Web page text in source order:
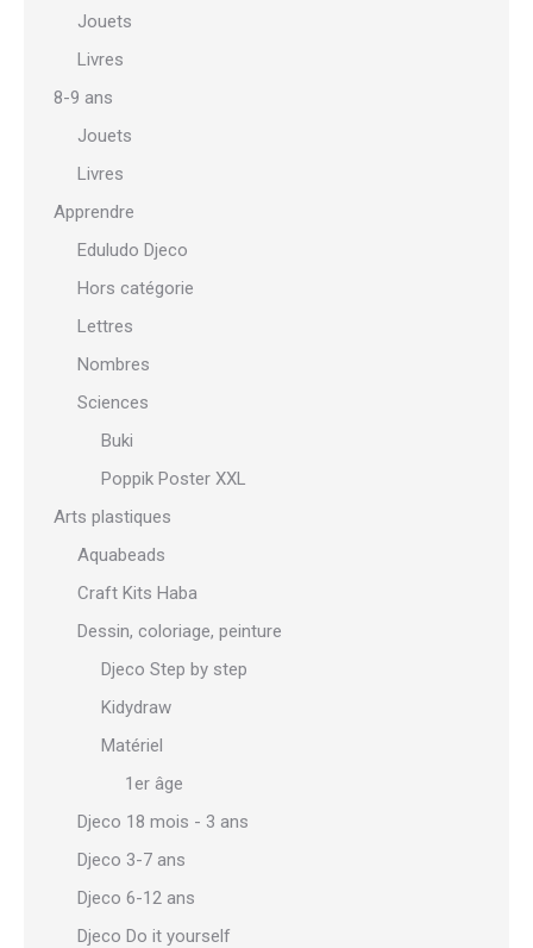
Jouets
Livres
8-9 ans
Jouets
Livres
Apprendre
Eduludo Djeco
Hors catégorie
Lettres
Nombres
Sciences
Buki
Poppik Poster XXL
Arts plastiques
Aquabeads
Craft Kits Haba
Dessin, coloriage, peinture
Djeco Step by step
Kidydraw
Matériel
1er âge
Djeco 18 mois - 3 ans
Djeco 3-7 ans
Djeco 6-12 ans
Djeco Do it yourself